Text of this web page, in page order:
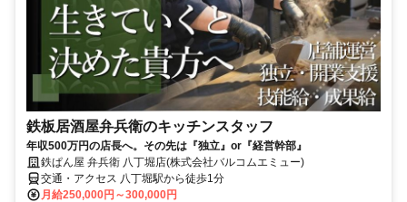
鉄板居酒屋弁兵衛のキッチンスタッフ
年収500万円の店長へ。その先は『独立』or『経営幹部』
鉄ぱん屋 弁兵衛 八丁堀店(株式会社バルコムエミュー)
交通・アクセス 八丁堀駅から徒歩1分
月給250,000円～300,000円